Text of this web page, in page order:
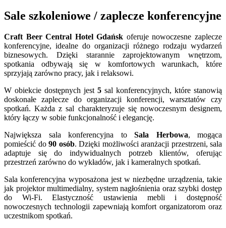
Sale szkoleniowe / zaplecze konferencyjne
Craft Beer Central Hotel Gdańsk oferuje nowoczesne zaplecze
konferencyjne, idealne do organizacji różnego rodzaju wydarzeń
biznesowych. Dzięki starannie zaprojektowanym wnętrzom,
spotkania odbywają się w komfortowych warunkach, które
sprzyjają zarówno pracy, jak i relaksowi.
W obiekcie dostępnych jest 5 sal konferencyjnych, które stanowią
doskonałe zaplecze do organizacji konferencji, warsztatów czy
spotkań. Każda z sal charakteryzuje się nowoczesnym designem,
który łączy w sobie funkcjonalność i elegancję.
Największa sala konferencyjna to Sala Herbowa, mogąca
pomieścić do 90 osób. Dzięki możliwości aranżacji przestrzeni, sala
adaptuje się do indywidualnych potrzeb klientów, oferując
przestrzeń zarówno do wykładów, jak i kameralnych spotkań.
Sala konferencyjna wyposażona jest w niezbędne urządzenia, takie
jak projektor multimedialny, system nagłośnienia oraz szybki dostęp
do Wi-Fi. Elastyczność ustawienia mebli i dostępność
nowoczesnych technologii zapewniają komfort organizatorom oraz
uczestnikom spotkań.